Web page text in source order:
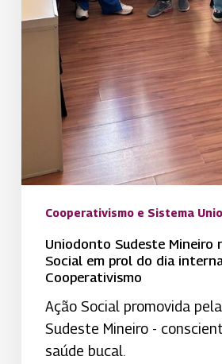
Cooperativismo e Sistema
Uniodonto Sudeste Mineiro
Social em prol do dia
Cooperativismo
Ação Social promovida
Sudeste Mineiro -
saúde bucal.